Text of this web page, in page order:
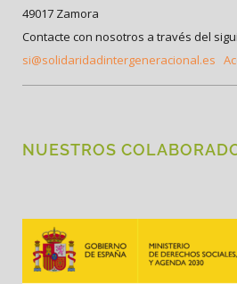
49017 Zamora
Contacte con nosotros a través del
si@solidaridadintergeneracional.es
NUESTROS